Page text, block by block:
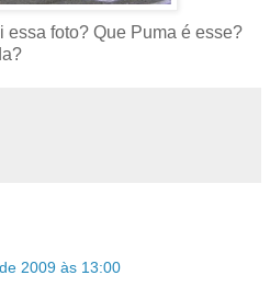
essa foto? Que Puma é esse?
2009 às 13:00